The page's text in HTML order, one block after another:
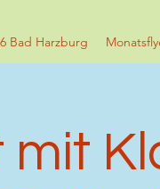
Bad Harzburg